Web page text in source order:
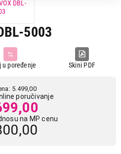
5003
Skini PDF
u poređenje
5.499,00
poručivanje
na MP cenu